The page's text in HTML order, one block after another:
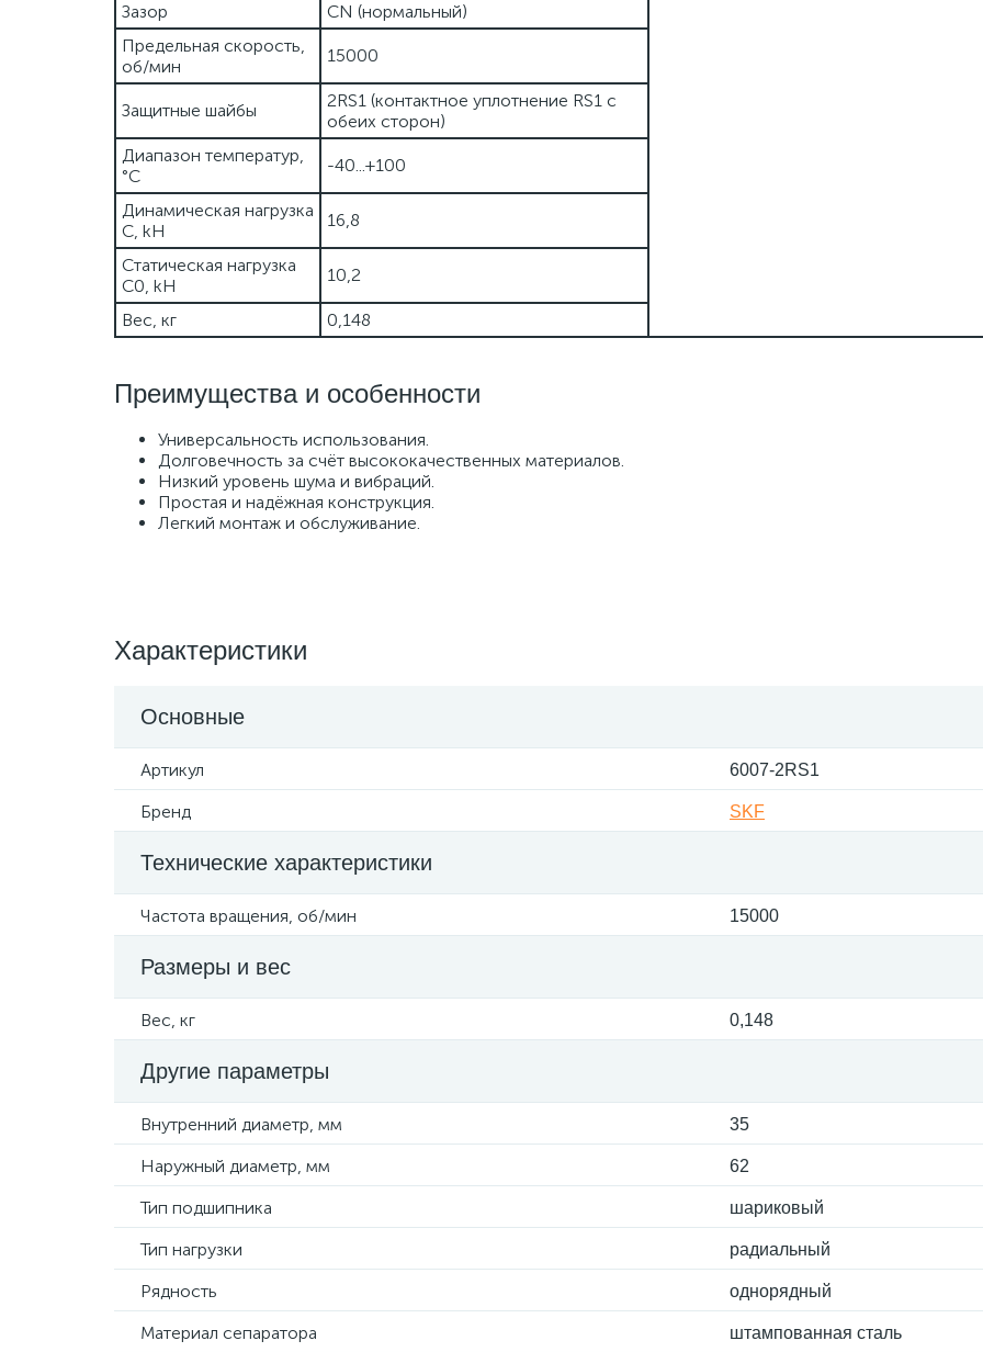
Зазор
CN (нормальный)
Предельная скорость,
об/мин
15000
Защитные шайбы
2RS1 (контактное уплотнение RS1 с
обеих сторон)
Диапазон температур,
°C
-40...+100
Динамическая нагрузка
C, kН
16,8
Статическая нагрузка
C0, kH
10,2
Вес, кг 0,148
Преимущества и особенности
Универсальность использования.
Долговечность за счёт высококачественных материалов.
Низкий уровень шума и вибраций.
Простая и надёжная конструкция.
Легкий монтаж и обслуживание.
Характеристики
Основные
Артикул 6007-2RS1
Бренд SKF
Технические характеристики
Частота вращения, об/мин 15000
Размеры и вес
Вес, кг 0,148
Другие параметры
Внутренний диаметр, мм 35
Наружный диаметр, мм 62
Тип подшипника шариковый
Тип нагрузки радиальный
Рядность однорядный
Материал сепаратора штампованная сталь